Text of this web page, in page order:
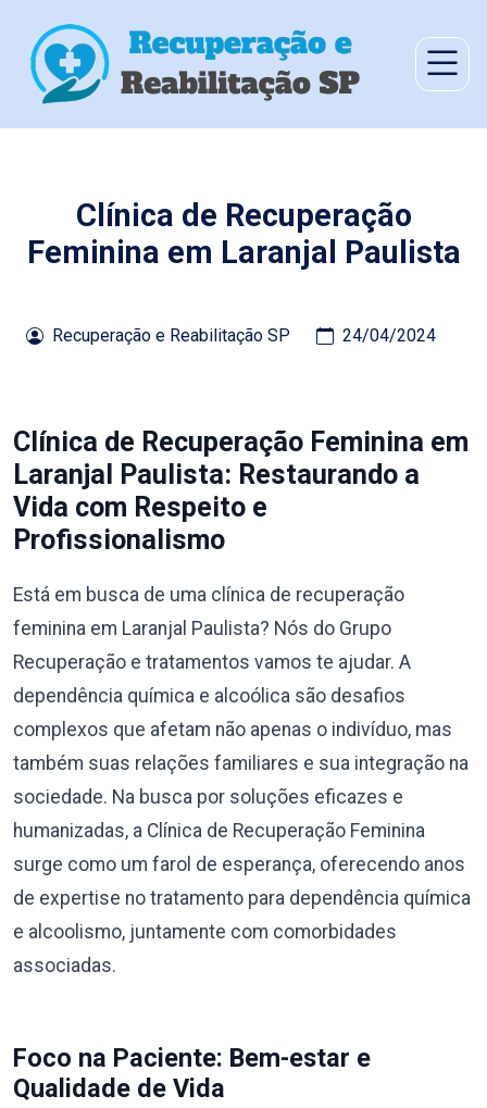
Clínica de Recuperação
Feminina em Laranjal Paulista
Recuperação e Reabilitação SP 24/04/2024
Clínica de Recuperação Feminina em
Laranjal Paulista: Restaurando a
Vida com Respeito e
Profissionalismo
Está em busca de uma clínica de recuperação
feminina em Laranjal Paulista? Nós do Grupo
Recuperação e tratamentos vamos te ajudar. A
dependência química e alcoólica são desafios
complexos que afetam não apenas o indivíduo, mas
também suas relações familiares e sua integração na
sociedade. Na busca por soluções eficazes e
humanizadas, a Clínica de Recuperação Feminina
surge como um farol de esperança, oferecendo anos
de expertise no tratamento para dependência química
e alcoolismo, juntamente com comorbidades
associadas.
Foco na Paciente: Bem-estar e
Qualidade de Vida